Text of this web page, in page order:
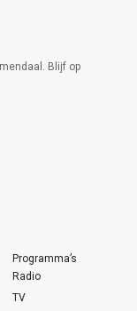
Blijf op
Programma’s
Radio
TV